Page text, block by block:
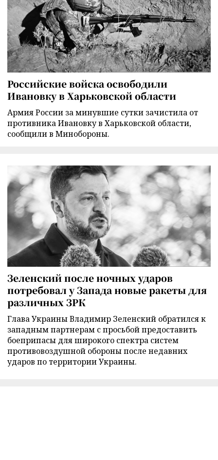
Российские войска освободили
Ивановку в Харьковской области
Армия России за минувшие сутки зачистила от
противника Ивановку в Харьковской области,
сообщили в Минобороны.
Зеленский после ночных ударов
потребовал у Запада новые ракеты для
различных ЗРК
Глава Украины Владимир Зеленский обратился к
западным партнерам с просьбой предоставить
боеприпасы для широкого спектра систем
противовоздушной обороны после недавних
ударов по территории Украины.